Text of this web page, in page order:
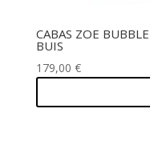
CABAS ZOE BUBBLE
BUIS
179,00 €